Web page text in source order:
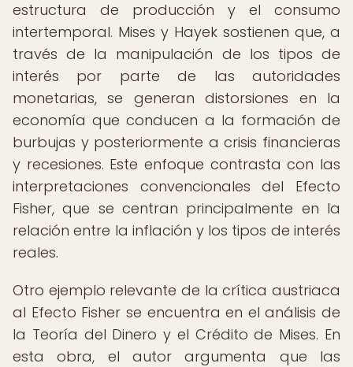
estructura de producción y el consumo
intertemporal. Mises y Hayek sostienen que, a
través de la manipulación de los tipos de
interés por parte de las autoridades
monetarias, se generan distorsiones en la
economía que conducen a la formación de
burbujas y posteriormente a crisis financieras
y recesiones. Este enfoque contrasta con las
interpretaciones convencionales del Efecto
Fisher, que se centran principalmente en la
relación entre la inflación y los tipos de interés
reales.
Otro ejemplo relevante de la crítica austriaca
al Efecto Fisher se encuentra en el análisis de
la Teoría del Dinero y el Crédito de Mises. En
esta obra, el autor argumenta que las